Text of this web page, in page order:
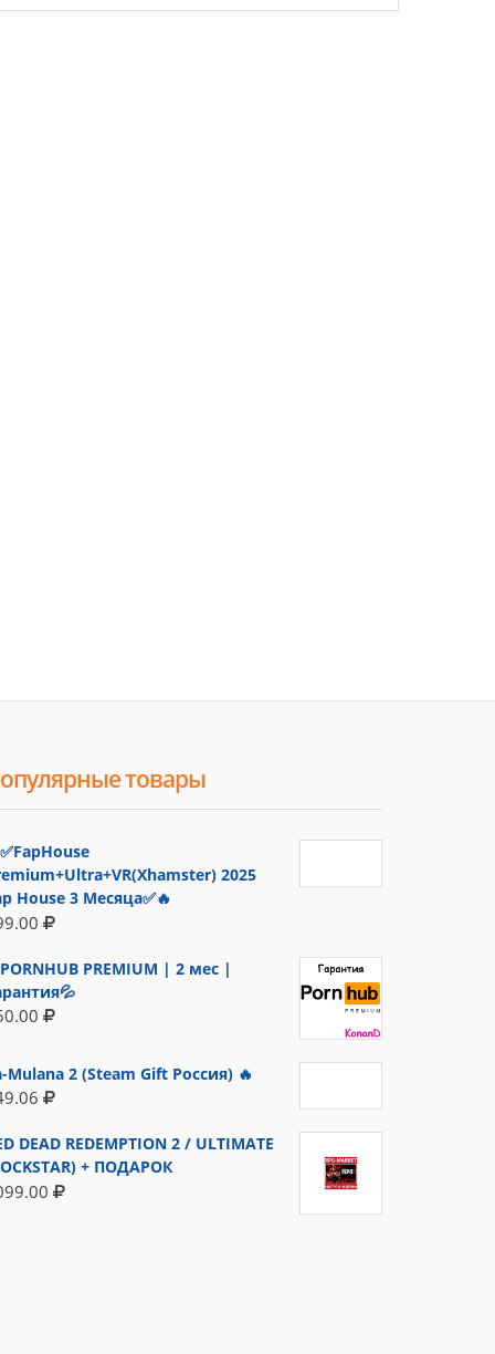
товары
2025
House 3 Месяца✅🔥
PREMIUM | 2 мес |
Mulana 2 (Steam Gift Россия) 🔥
DEAD REDEMPTION 2 / ULTIMATE
+ ПОДАРОК